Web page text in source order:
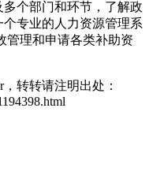
个部门和环节，了解政
专业的人力资源管理系
管理和申请各类补助资
转转请注明出处：